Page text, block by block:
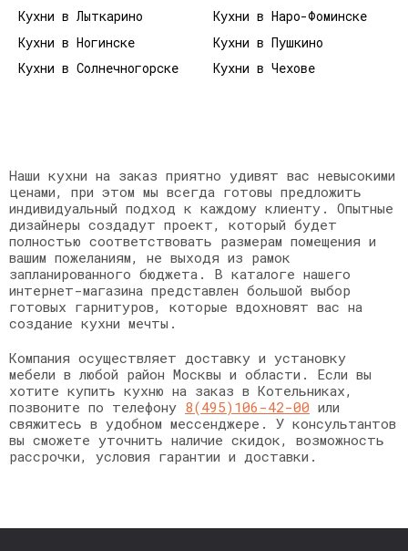
Кухни в Лыткарино
Кухни в Наро-Фоминске
Кухни в Ногинске
Кухни в Пушкино
Кухни в Солнечногорске
Кухни в Чехове
Наши кухни на заказ приятно удивят вас невысокими
ценами, при этом мы всегда готовы предложить
индивидуальный подход к каждому клиенту. Опытные
дизайнеры создадут проект, который будет
полностью соответствовать размерам помещения и
вашим пожеланиям, не выходя из рамок
запланированного бюджета. В каталоге нашего
интернет-магазина представлен большой выбор
готовых гарнитуров, которые вдохновят вас на
создание кухни мечты.
Компания осуществляет доставку и установку
мебели в любой район Москвы и области. Если вы
хотите купить кухню на заказ в Котельниках,
позвоните по телефону 8(495)106-42-00 или
свяжитесь в удобном мессенджере. У консультантов
вы сможете уточнить наличие скидок, возможность
рассрочки, условия гарантии и доставки.